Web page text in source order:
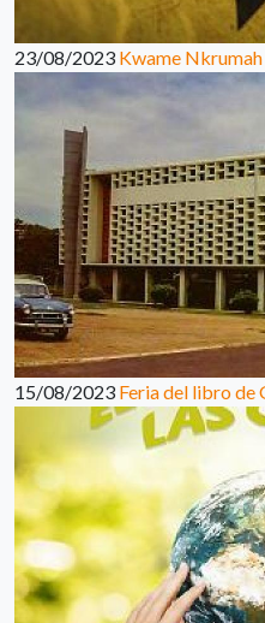
23/08/2023 Kwame Nkrumah
15/08/2023 Feria del libro de